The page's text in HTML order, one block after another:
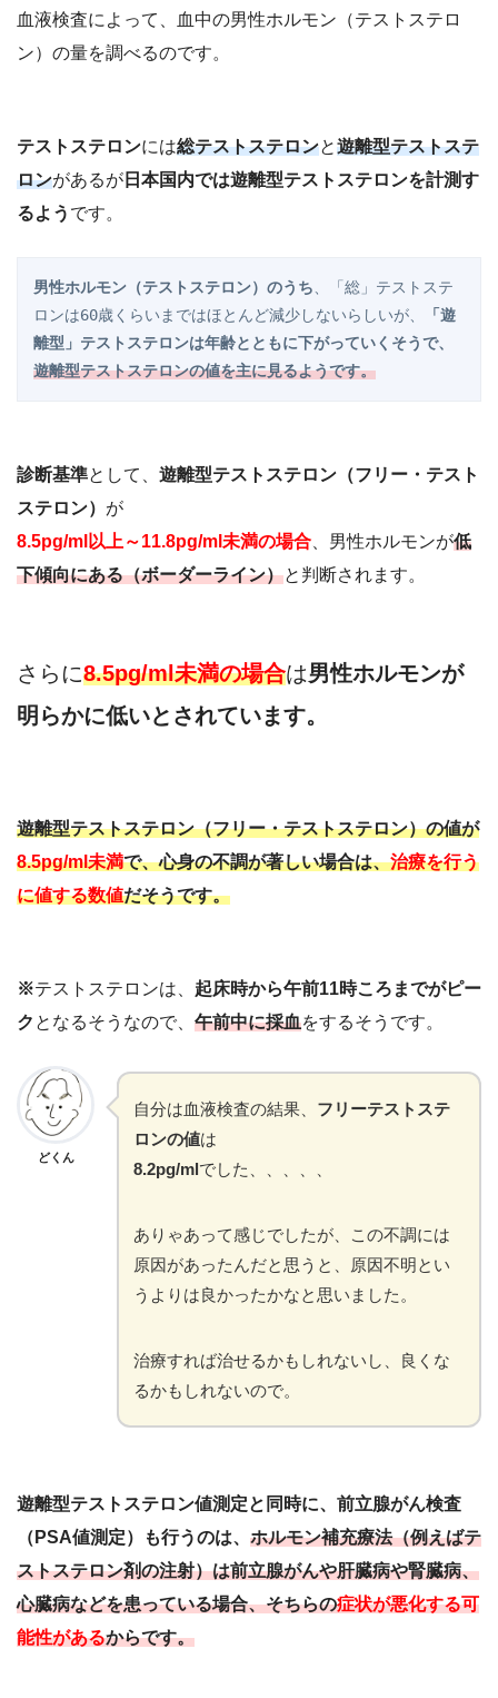
血液検査によって、血中の男性ホルモン（テストステロ
ン）の量を調べるのです。
テストステロンには総テストステロンと遊離型テストステ
ロンがあるが 日本国内では遊離型テストステロンを計測す
るよう です。
男性ホルモン（テストステロン）のうち 、「総」テストステ
ロンは60歳くらいまではほとんど減少しないらしいが、
「遊
離型」テストステロンは年齢とともに下がっていくそうで、
遊離型テストステロンの値を主に見るようです。
診断基準として、 遊離型テストステロン（フリー・テスト
ステロン） が
8.5pg/ml以上～11.8pg/ml未満の場合 、男性ホルモンが低
下傾向にある（ボーダーライン）と判断されます。
さらに8.5pg/ml未満の場合は男性ホルモンが
明らかに低いとされています。
遊離型テストステロン（フリー・テストステロン）の値が
8.5pg/ml未満で、心身の不調が著しい場合は、治療を行う
に値する数値だそうです。
※テストステロンは、 起床時から午前11時ころまでがピー
ク となるそうなので、 午前中に採血をするそうです。
どくん
自分は血液検査の結果、 フリーテストステ
ロンの値は
8.2pg/mlでした、、、、、
ありゃあって感じでしたが、この不調には
原因があったんだと思うと、原因不明とい
うよりは良かったかなと思いました。
治療すれば治せるかもしれないし、良くな
るかもしれないので。
遊離型テストステロン値測定と同時に、前立腺がん検査
（PSA値測定）も行うのは、 ホルモン補充療法（例えばテ
ストステロン剤の注射）は前立腺がんや肝臓病や腎臓病、
心臓病などを患っている場合、そちらの症状が悪化する可
能性があるからです。